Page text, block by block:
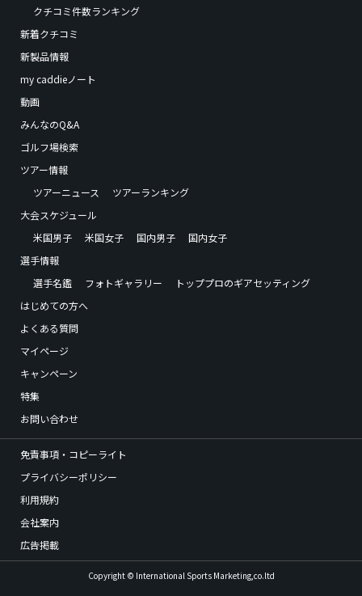
クチコミ件数ランキング
新着クチコミ
新製品情報
my caddieノート
動画
みんなのQ&A
ゴルフ場検索
ツアー情報
ツアーニュース
ツアーランキング
大会スケジュール
米国男子
米国女子 国内男子
国内女子
選手情報
選手名鑑
フォトギャラリー
トッププロのギアセッティング
はじめての方へ
よくある質問
マイページ
キャンペーン
特集
お問い合わせ
免責事項・コピーライト
プライバシーポリシー
利用規約
会社案内
広告掲載
Copyright © International Sports Marketing,co.ltd